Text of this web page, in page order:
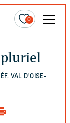
0
pluriel
VAL D'OISE-